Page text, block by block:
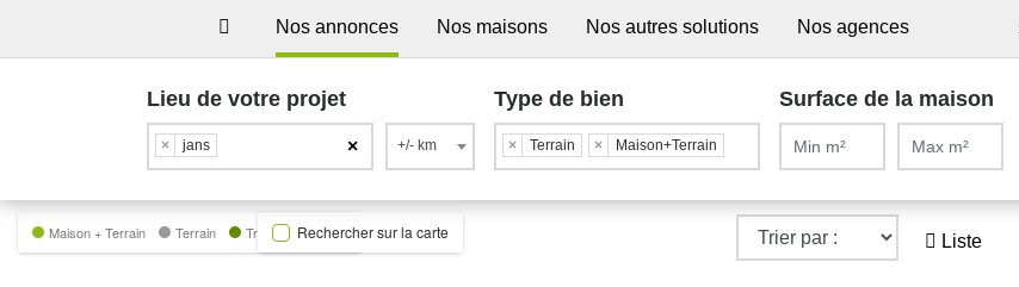
Nos annonces Nos maisons Nos autres solutions Nos agences
Lieu de votre projet
×
× jans +/- km
Type de bien
× Terrain × Maison+Terrain
Surface de la maison
Liste
Maison + Terrain Terrain Trecobat GreenRechercher sur la carte